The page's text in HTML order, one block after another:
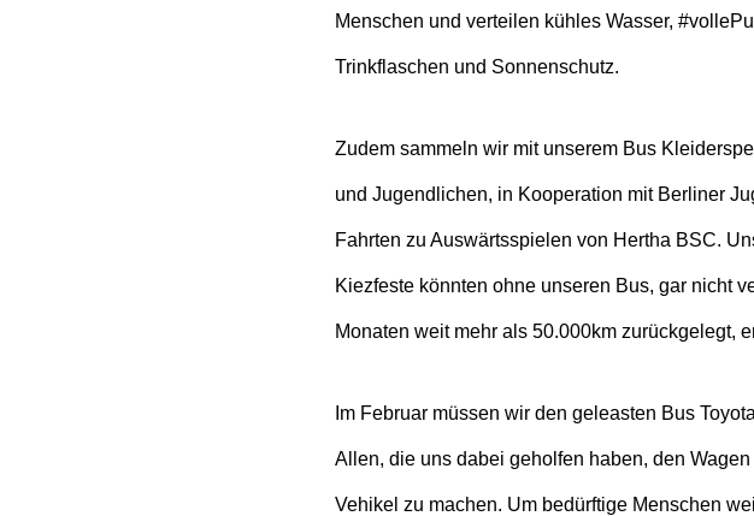
Menschen und verteilen kühles Wasser,
Trinkflaschen und Sonnenschutz.
Zudem sammeln wir mit unserem Bus
und Jugendlichen, in Kooperation mit Berliner
Fahrten zu Auswärtsspielen von Hertha BSC.
Kiezfeste könnten ohne unseren Bus, gar nicht
Monaten weit mehr als 50.000km zurückgelegt,
Im Februar müssen wir den geleasten Bus
Allen, die uns dabei geholfen haben, den
Vehikel zu machen. Um bedürftige Menschen